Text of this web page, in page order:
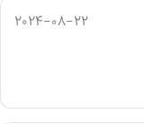
2024-08-22